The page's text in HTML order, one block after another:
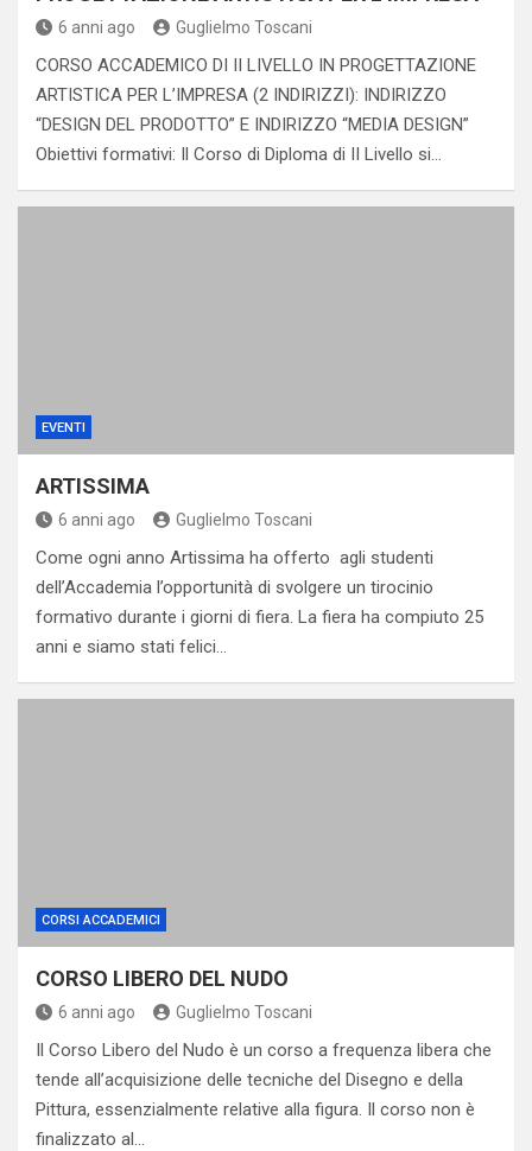
6 anni ago Guglielmo Toscani
CORSO ACCADEMICO DI II LIVELLO IN PROGETTAZIONE
ARTISTICA PER L’IMPRESA (2 INDIRIZZI): INDIRIZZO
“DESIGN DEL PRODOTTO” E INDIRIZZO “MEDIA DESIGN”
Obiettivi formativi: Il Corso di Diploma di II Livello si…
EVENTI
ARTISSIMA
6 anni ago Guglielmo Toscani
Come ogni anno Artissima ha offerto agli studenti
dell’Accademia l’opportunità di svolgere un tirocinio
formativo durante i giorni di fiera. La fiera ha compiuto 25
anni e siamo stati felici…
CORSI ACCADEMICI
CORSO LIBERO DEL NUDO
6 anni ago Guglielmo Toscani
Il Corso Libero del Nudo è un corso a frequenza libera che
tende all’acquisizione delle tecniche del Disegno e della
Pittura, essenzialmente relative alla figura. Il corso non è
finalizzato al…